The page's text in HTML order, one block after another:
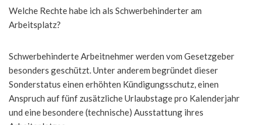
Welche Rechte habe ich als Schwerbehinderter am
Arbeitsplatz?
Schwerbehinderte Arbeitnehmer werden vom Gesetzgeber
besonders geschützt. Unter anderem begründet dieser
Sonderstatus einen erhöhten Kündigungsschutz, einen
Anspruch auf fünf zusätzliche Urlaubstage pro Kalenderjahr
und eine besondere (technische) Ausstattung ihres